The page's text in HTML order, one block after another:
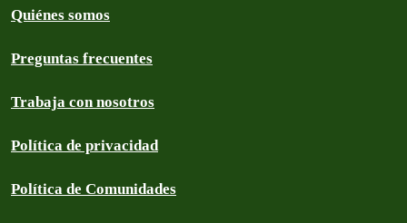
Quiénes somos
Preguntas frecuentes
Trabaja con nosotros
Política de privacidad
Política de Comunidades